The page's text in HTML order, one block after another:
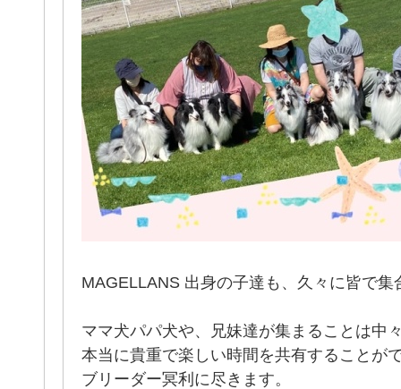
MAGELLANS 出身の子達も、久々に皆で
ママ犬パパ犬や、兄妹達が集まることは中
本当に貴重で楽しい時間を共有することが
ブリーダー冥利に尽きます。